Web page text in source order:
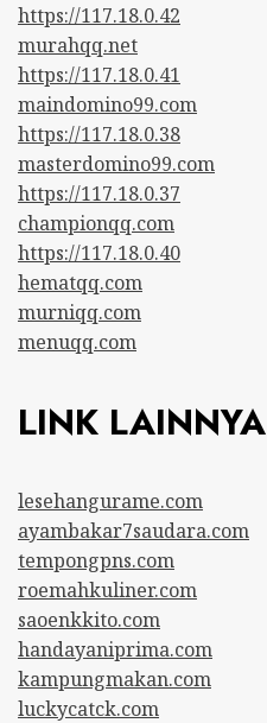
https://117.18.0.42
murahqq.net
https://117.18.0.41
maindomino99.com
https://117.18.0.38
masterdomino99.com
https://117.18.0.37
championqq.com
https://117.18.0.40
hematqq.com
murniqq.com
menuqq.com
LINK LAINNYA
lesehangurame.com
ayambakar7saudara.com
tempongpns.com
roemahkuliner.com
saoenkkito.com
handayaniprima.com
kampungmakan.com
luckycatck.com